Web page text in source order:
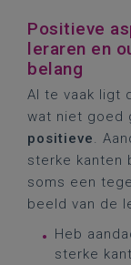
Positieve
leraren en
belang
Al te vaak ligt
wat niet goed
positieve.
sterke kanten
soms een
beeld van de
Heb
sterke